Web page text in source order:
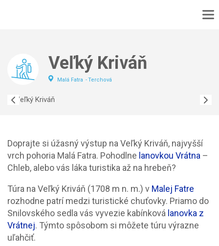
PODUJATIA
TURISTIKA
VÝLET
Veľký Kriváň
Malá Fatra Terchová
Doprajte si úžasný výstup na Veľký Kriváň, najvyšší
vrch pohoria Malá Fatra. Pohodlne lanovkou Vrátna –
Chleb, alebo vás láka turistika až na hrebeň?
Túra na Veľký Kriváň (1708 m n. m.) v Malej Fatre
rozhodne patrí medzi turistické chuťovky. Priamo do
Snilovského sedla vás vyvezie kabínková lanovka z
Vrátnej. Týmto spôsobom si môžete túru výrazne
uľahčiť.